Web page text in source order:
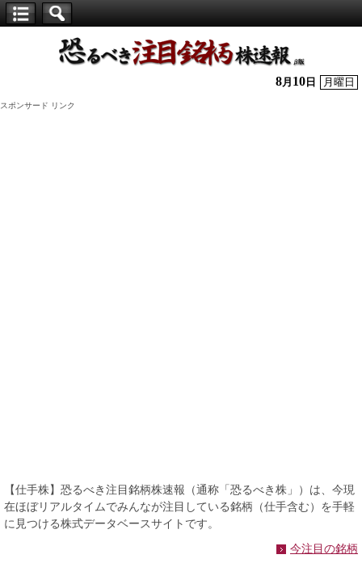
株】
8月 10 日 月曜日
スポンサード リンク
【仕手株】恐るべき注目銘柄株速報（通称「恐るべき株」）は、今現
在ほぼリアルタイムでみんなが注目している銘柄（仕手含む）を手軽
に見つける株式データベースサイトです。
今注目の銘柄